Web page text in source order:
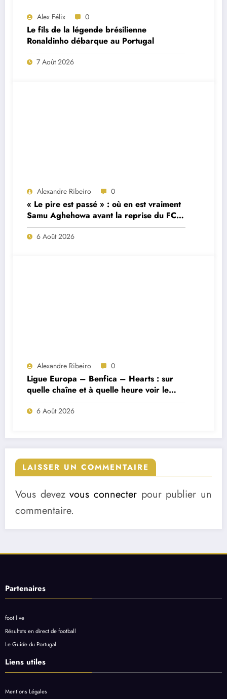
Alex Félix 0
Le fils de la légende brésilienne
Ronaldinho débarque au Portugal
7 Août 2026
Alexandre Ribeiro 0
« Le pire est passé » : où en est vraiment
Samu Aghehowa avant la reprise du FC
Porto ?
6 Août 2026
Alexandre Ribeiro 0
Ligue Europa – Benfica – Hearts : sur
quelle chaîne et à quelle heure voir le
match ?
6 Août 2026
LAISSER UN COMMENTAIRE
Vous devezvous connecter pour publier un
commentaire.
Partenaires
foot live
Résultats en direct de football
Le Guide du Portugal
Liens utiles
Mentions Légales